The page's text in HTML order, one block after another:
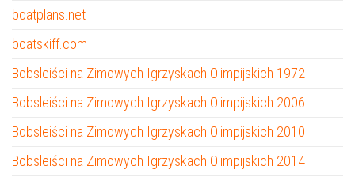
boatplans.net
boatskiff.com
Bobsleiści na Zimowych Igrzyskach Olimpijskich 1972
Bobsleiści na Zimowych Igrzyskach Olimpijskich 2006
Bobsleiści na Zimowych Igrzyskach Olimpijskich 2010
Bobsleiści na Zimowych Igrzyskach Olimpijskich 2014